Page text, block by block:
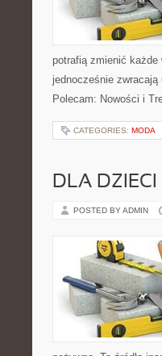
potrafią zmienić
jednocześnie
Polecam: Nowości i
CATEGORIES: MODA
DLA DZIECI
POSTED BY ADMIN